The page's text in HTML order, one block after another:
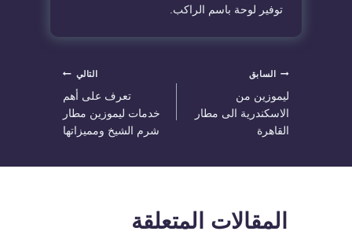
توفير لوحة باسم الراكب.
تصفّح
المقالات
السابق
ليموزين من
الاسكندرية الى مطار
القاهرة
التالي
تعرف على أهم
خدمات ليموزين مطار
شرم الشيخ ومميزاتها
المقالات المتعلقة